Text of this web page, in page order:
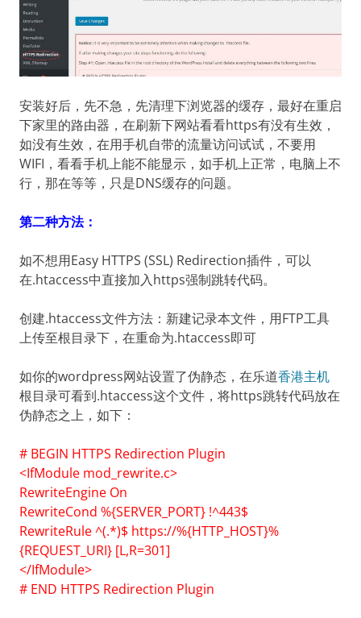
安装好后，先不急，先清理下浏览器的缓存，最好在重启
下家里的路由器，在刷新下网站看看https有没有生效，
如没有生效，在用手机自带的流量访问试试，不要用
WIFI，看看手机上能不能显示，如手机上正常，电脑上不
行，那在等等，只是DNS缓存的问题。
第二种方法：
如不想用Easy HTTPS (SSL) Redirection插件，可以
在.htaccess中直接加入https强制跳转代码。
创建.htaccess文件方法：新建记录本文件，用FTP工具
上传至根目录下，在重命为.htaccess即可
如你的wordpress网站设置了伪静态，在乐道香港主机
根目录可看到.htaccess这个文件，将https跳转代码放在
伪静态之上，如下：
# BEGIN HTTPS Redirection Plugin
<IfModule mod_rewrite.c>
RewriteEngine On
RewriteCond %{SERVER_PORT} !^443$
RewriteRule ^(.*)$ https://%{HTTP_HOST}%
{REQUEST_URI} [L,R=301]
</IfModule>
# END HTTPS Redirection Plugin